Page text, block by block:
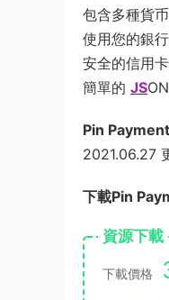
包含多種貨
使用您的銀
安全的信用
簡單的 JS
Pin
2021.06.27
下載Pin
資源下載
下載價格